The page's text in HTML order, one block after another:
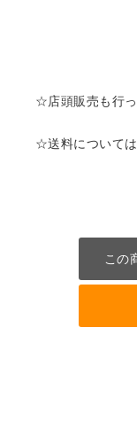
☆店頭販売も行っ
☆送料については
この